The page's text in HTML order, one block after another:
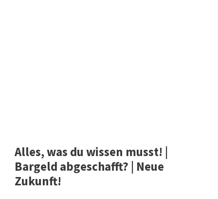
Alles, was du wissen musst! |
Bargeld abgeschafft? | Neue
Zukunft!